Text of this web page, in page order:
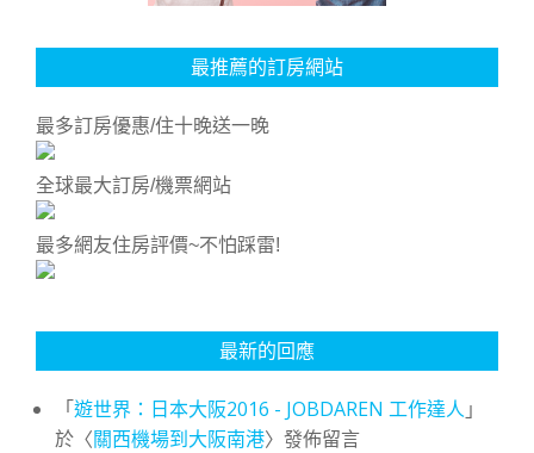
最推薦的訂房網站
最多訂房優惠/住十晚送一晚
全球最大訂房/機票網站
最多網友住房評價~不怕踩雷!
最新的回應
「遊世界：日本大阪2016 - JOBDAREN 工作達人 」
於〈關西機場到大阪南港〉發佈留言